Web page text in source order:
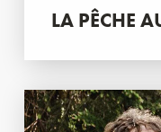
LA PÊCHE